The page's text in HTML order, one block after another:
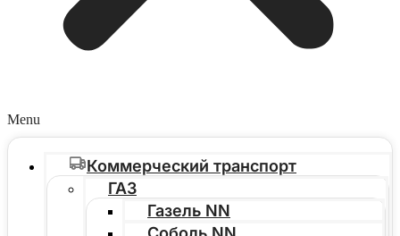
Menu
Коммерческий транспорт
ГАЗ
Газель NN